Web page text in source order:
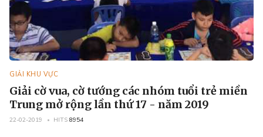
GIẢI KHU VỰC
Giải cờ vua, cờ tướng các nhóm tuổi trẻ miền
Trung mở rộng lần thứ 17 - năm 2019
22-02-2019 HITS 8954